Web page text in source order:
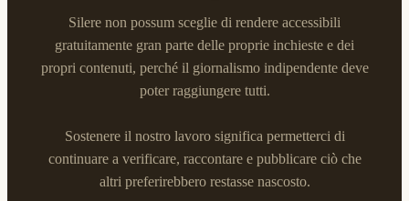
Silere non possum sceglie di rendere accessibili
gratuitamente gran parte delle proprie inchieste e dei
propri contenuti, perché il giornalismo indipendente deve
poter raggiungere tutti.
Sostenere il nostro lavoro significa permetterci di
continuare a verificare, raccontare e pubblicare ciò che
altri preferirebbero restasse nascosto.